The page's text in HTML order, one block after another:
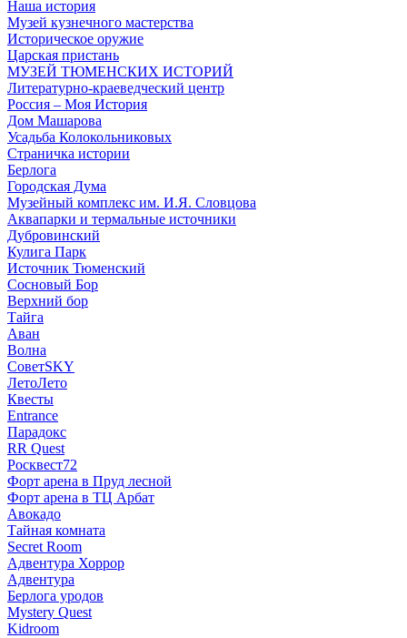
Наша история
Музей кузнечного мастерства
Историческое оружие
Царская пристань
МУЗЕЙ ТЮМЕНСКИХ ИСТОРИЙ
Литературно-краеведческий центр
Россия – Моя История
Дом Машарова
Усадьба Колокольниковых
Страничка истории
Берлога
Городская Дума
Музейный комплекс им. И.Я. Словцова
Аквапарки и термальные источники
Дубровинский
Кулига Парк
Источник Тюменский
Сосновый Бор
Верхний бор
Тайга
Аван
Волна
СоветSKY
ЛетоЛето
Квесты
Entrance
Парадокс
RR Quest
Росквест72
Форт арена в Пруд лесной
Форт арена в ТЦ Арбат
Авокадо
Тайная комната
Secret Room
Адвентура Хоррор
Адвентура
Берлога уродов
Mystery Quest
Kidroom